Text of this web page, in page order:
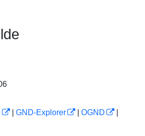
GND-Explorer OGND